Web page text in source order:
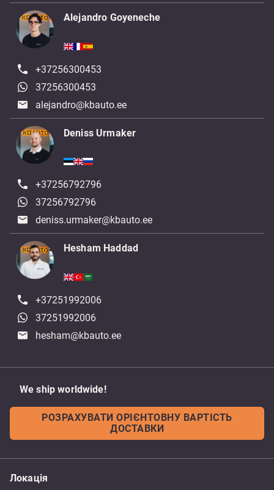
Alejandro Goyeneche
+37256300453
37256300453
alejandro@kbauto.ee
Deniss Urmaker
+37256792796
37256792796
deniss.urmaker@kbauto.ee
Hesham Haddad
+37251992006
37251992006
hesham@kbauto.ee
We ship worldwide!
РОЗРАХУВАТИ ОРІЄНТОВНУ ВАРТІСТЬ
ДОСТАВКИ
Локація